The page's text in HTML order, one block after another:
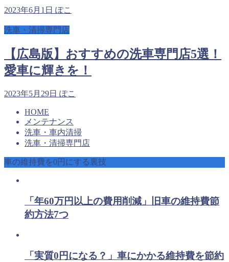
2023年6月1日 ぽこ
洗車・清掃専門店
【広島版】おすすめの洗車専門店5選！
愛車に輝きを！
2023年5月29日 ぽこ
HOME
メンテナンス
洗車・車内清掃
洗車・清掃専門店
車の維持費を0円にする裏技
「年60万円以上の費用削減」旧車の維持費節
約方法7つ
「実質0円になる？」車にかかる維持費を節約